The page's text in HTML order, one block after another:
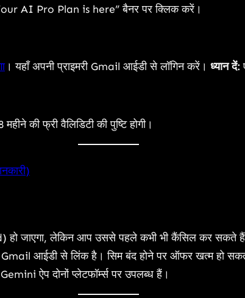
AI Pro Plan is here” बैनर पर क्लिक करें।
। यहाँ अपनी प्राइमरी Gmail आईडी से लॉगिन करें। ध्यान दें:
की फ्री वैलिडिटी की पुष्टि होगी।
हो जाएगा, लेकिन आप उससे पहले कभी भी कैंसिल कर सकते
आईडी से लिंक है। सिम बंद होने पर ऑफर खत्म हो
ऐप दोनों प्लेटफॉर्म्स पर उपलब्ध हैं।